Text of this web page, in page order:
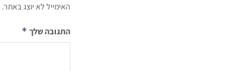
האימייל לא יוצג באתר.
התגובה שלך *